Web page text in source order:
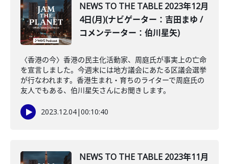
NEWS TO THE TABLE 2023年12月
4日(月)(ナビゲーター：吉田まゆ /
コメンテーター：伯川星矢)
〈香港の今〉香港の民主化活動家、周庭氏が事実上の亡命
を宣言しました。今週末には地方議会にあたる区議会選挙
が行なわれます。香港生まれ・育ちのライターで周庭氏の
友人でもある、伯川星矢さんにお聞きします。
2023.12.04|00:10:40
NEWS TO THE TABLE 2023年11月